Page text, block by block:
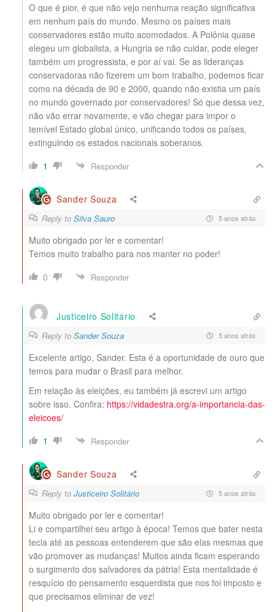
O que é pior, é que não vejo nenhuma reação significativa
em nenhum país do mundo. Mesmo os países mais
conservadores estão muito acomodados. A Polônia quase
elegeu um globalista, a Hungria se não cuidar, pode eleger
também um progressista, e por aí vai. Se as lideranças
conservadoras não fizerem um bom trabalho, podemos ficar
como na década de 90 e 2000, quando não existia um país
no mundo governado por conservadores! Só que dessa vez,
não vão errar novamente, e vão chegar para impor o
temível Estado global único, unificando todos os países,
extinguindo os estados nacionais soberanos.
1
Responder
Sander Souza
Reply to Silva Sauro 5 anos atrás
Muito obrigado por ler e comentar!
Temos muito trabalho para nos manter no poder!
0
Responder
Justiceiro Solitário
Reply to Sander Souza 5 anos atrás
Excelente artigo, Sander. Esta é a oportunidade de ouro que
temos para mudar o Brasil para melhor.
Em relação às eleições, eu também já escrevi um artigo
sobre isso. Confira: https://vidadestra.org/a-importancia-das-
eleicoes/
1
Responder
Sander Souza
Reply to Justiceiro Solitário 5 anos atrás
Muito obrigado por ler e comentar!
Li e compartilhei seu artigo à época! Temos que bater nesta
tecla até as pessoas entenderem que são elas mesmas que
vão promover as mudanças! Muitos ainda ficam esperando
o surgimento dos salvadores da pátria! Esta mentalidade é
resquício do pensamento esquerdista que nos foi imposto e
que precisamos eliminar de vez!